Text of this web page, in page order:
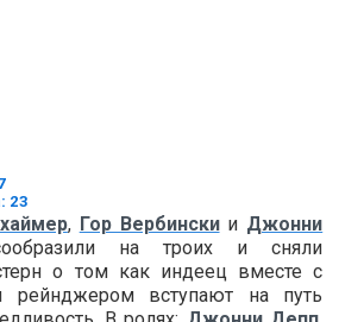
23
, Гор Вербинскии Джонни
на троих и сняли
о том как индеец вместе с
вступают на путь